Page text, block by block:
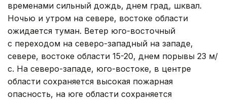
временами сильный дождь, днем град, шквал.
Ночью и утром на севере, востоке области
ожидается туман. Ветер юго-восточный
с переходом на северо-западный на западе,
севере, востоке области 15-20, днем порывы 23 м/
с. На северо-западе, юго-востоке, в центре
области сохраняется высокая пожарная
опасность, на юге области сохраняется